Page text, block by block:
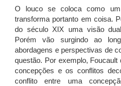
O louco se coloca como
transforma portanto em coisa.
do século XIX uma visão
Porém vão surgindo ao
abordagens e perspectivas de
questão. Por exemplo,
concepções e os conflitos
conflito entre uma